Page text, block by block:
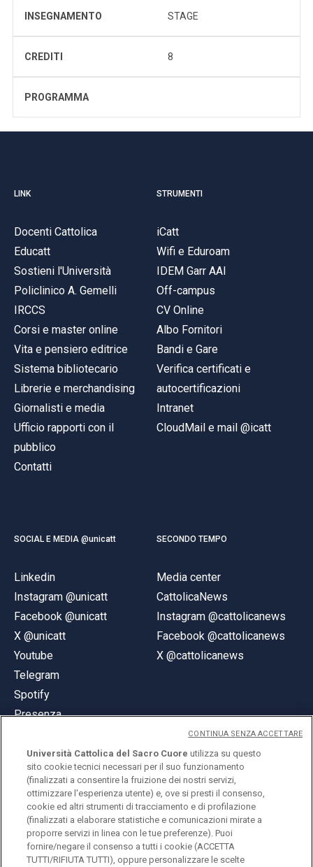
INSEGNAMENTO STAGE
CREDITI 8
PROGRAMMA
LINK
Docenti Cattolica
Educatt
Sostieni l'Università
Policlinico A. Gemelli
IRCCS
Corsi e master online
Vita e pensiero editrice
Sistema bibliotecario
Librerie e merchandising
Giornalisti e media
Ufficio rapporti con il
pubblico
Contatti
STRUMENTI
iCatt
Wifi e Eduroam
IDEM Garr AAI
Off-campus
CV Online
Albo Fornitori
Bandi e Gare
Verifica certificati e
autocertificazioni
Intranet
CloudMail e mail @icatt
SOCIAL E MEDIA @unicatt
Linkedin
Instagram @unicatt
Facebook @unicatt
X @unicatt
Youtube
Telegram
Spotify
Presenza
SECONDO TEMPO
Media center
CattolicaNews
Instagram @cattolicanews
Facebook @cattolicanews
X @cattolicanews
© Università Cattolica del Sacro Cuore
Largo A. Gemelli 1, 20123 Milano
PI 02133120150
Università Cattolica del Sacro Cuore utilizza su questo
sito cookie tecnici necessari per il suo funzionamento
(finalizzati a consentire la fruizione dei nostri servizi,
ottimizzare l'esperienza utente) e, ove si presti il consenso,
cookie ed altri strumenti di tracciamento e di profilazione
(finalizzati a elaborare statistiche e comunicazioni mirate a
proporre servizi in linea con le tue preferenze). Puoi
fornire/negare il consenso a tutti i cookie (ACCETTA
TUTTI/RIFIUTA TUTTI), oppure personalizzare le scelte
CONTINUA SENZA ACCETTARE